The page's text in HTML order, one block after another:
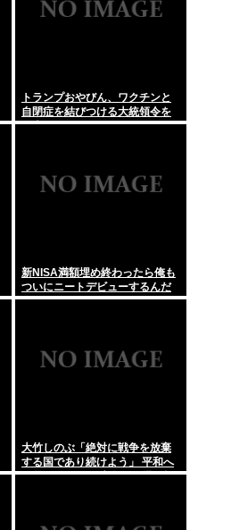
トランプおやびん、ワクチンと
自閉症を結びつける大統領令を
発表へ、
新NISA満額埋め終わったら俺も
ついにニートデビューするんだ
がアドバイスある?
大竹しのぶ「絶対に戦争を放棄
する国であり続けよう」 平和へ
の思いをつづる 広島に原爆が投